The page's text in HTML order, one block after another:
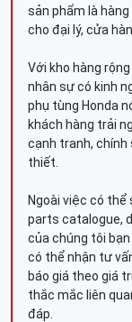
sản phẩm là
cho đại lý, cửa
Với kho hàng
nhân sự có kinh
phụ tùng Honda
khách hàng trải
cạnh tranh, chính
thiết.
Ngoài việc có thể
parts catalogue,
của chúng tôi
có thể nhận tư
báo giá theo giá
thắc mắc liên
đáp.